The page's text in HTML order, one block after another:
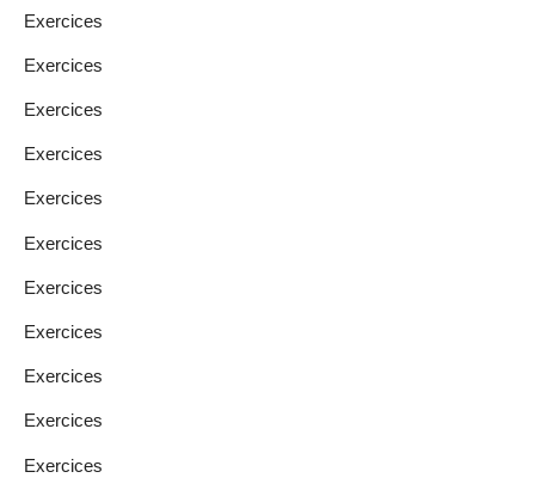
Exercices
Exercices
Exercices
Exercices
Exercices
Exercices
Exercices
Exercices
Exercices
Exercices
Exercices